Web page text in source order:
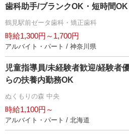
歯科助手/ブランクOK・短時間OK
鶴見駅前ゼータ歯科・矯正歯科
時給1,300円～1,700円
アルバイト・パート / 神奈川県
児童指導員/未経験者歓迎/経験者
らの扶養内勤務OK
ぬくもりの森 中央
時給1,100円～
アルバイト・パート / 北海道